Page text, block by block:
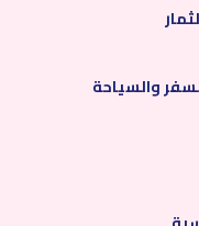
والسياحة